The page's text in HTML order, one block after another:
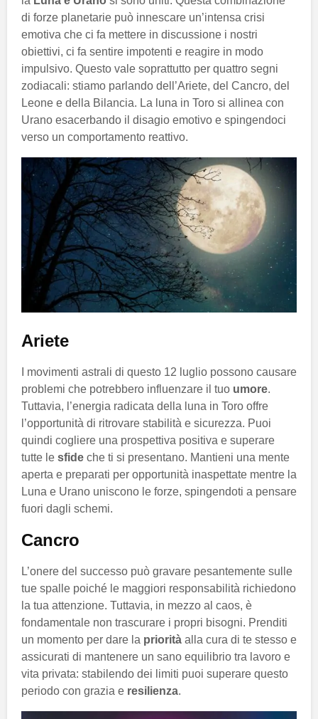
di forze planetarie può innescare un’intensa crisi
emotiva che ci fa mettere in discussione i nostri
obiettivi, ci fa sentire impotenti e reagire in modo
impulsivo. Questo vale soprattutto per quattro segni
zodiacali: stiamo parlando dell’Ariete, del Cancro, del
Leone e della Bilancia. La luna in Toro si allinea con
Urano esacerbando il disagio emotivo e spingendoci
verso un comportamento reattivo.
Ariete
I movimenti astrali di questo 12 luglio possono causare
problemi che potrebbero influenzare il tuo umore.
Tuttavia, l’energia radicata della luna in Toro offre
l’opportunità di ritrovare stabilità e sicurezza. Puoi
quindi cogliere una prospettiva positiva e superare
tutte le sfide che ti si presentano. Mantieni una mente
aperta e preparati per opportunità inaspettate mentre la
Luna e Urano uniscono le forze, spingendoti a pensare
fuori dagli schemi.
Cancro
L’onere del successo può gravare pesantemente sulle
tue spalle poiché le maggiori responsabilità richiedono
la tua attenzione. Tuttavia, in mezzo al caos, è
fondamentale non trascurare i propri bisogni. Prenditi
un momento per dare la priorità alla cura di te stesso e
assicurati di mantenere un sano equilibrio tra lavoro e
vita privata: stabilendo dei limiti puoi superare questo
periodo con grazia e resilienza.